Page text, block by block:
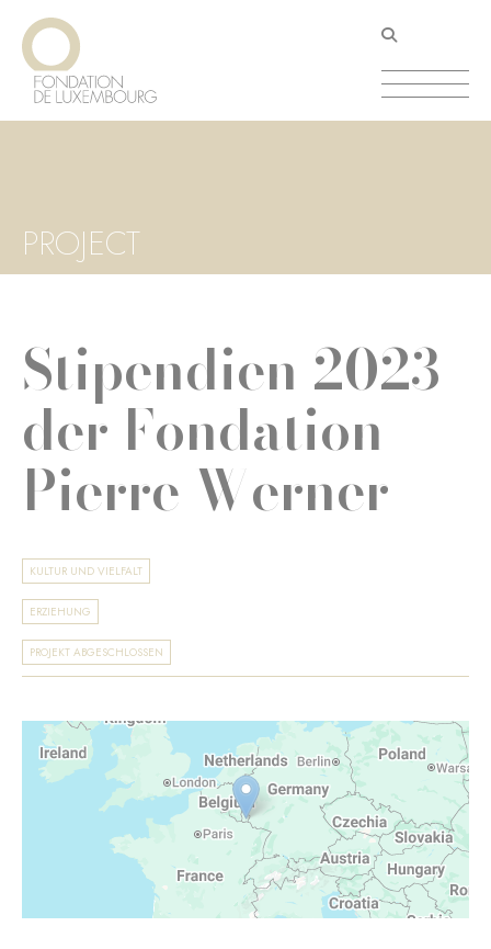
Direkt
zum
Inhalt
PROJECT
Stipendien 2023
der Fondation
Pierre Werner
KULTUR UND VIELFALT
ERZIEHUNG
PROJEKT ABGESCHLOSSEN
Cookie-Einstellungen